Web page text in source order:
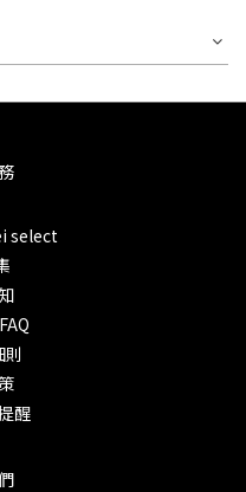
select
則
醒